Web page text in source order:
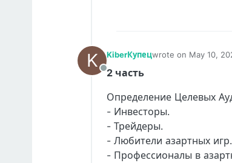
K
Offline
KiberКупецwrote on May 10,
last edited by
2 часть
Определение Целевых
- Инвесторы.
- Трейдеры.
- Любители азартных игр.
- Профессионалы в